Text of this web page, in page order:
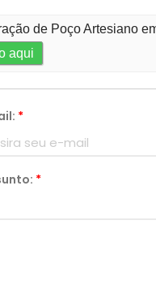
de Poço Artesiano
aqui
*
*